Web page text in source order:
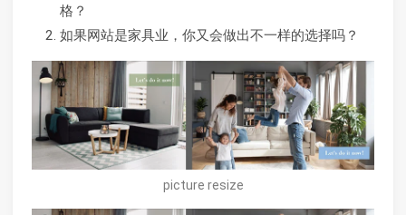
格？
如果网站是家具业，你又会做出不一样的选择吗？
picture resize